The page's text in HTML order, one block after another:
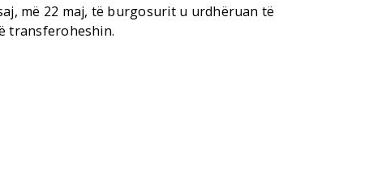
më 22 maj, të burgosurit u urdhëruan të
transferoheshin.